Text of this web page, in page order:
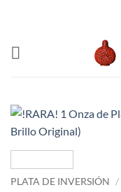
PLATA DE INVERSIÓN /